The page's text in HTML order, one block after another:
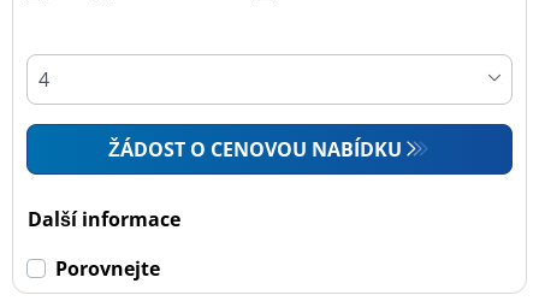
ŽÁDOST O CENOVOU NABÍDKU
Další informace
Porovnejte